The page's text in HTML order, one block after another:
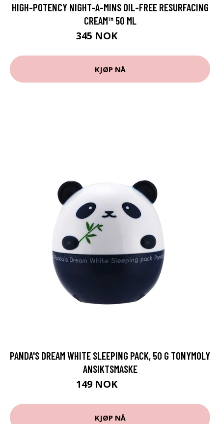
HIGH-POTENCY NIGHT-A-MINS OIL-FREE RESURFACING
CREAM™ 50 ML
345 NOK
KJØP NÅ
PANDA'S DREAM WHITE SLEEPING PACK, 50 G TONYMOLY
ANSIKTSMASKE
149 NOK
KJØP NÅ